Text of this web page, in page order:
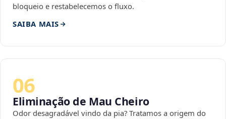
bloqueio e restabelecemos o fluxo.
SAIBA MAIS
06
Eliminação de Mau Cheiro
Odor desagradável vindo da pia? Tratamos a origem do